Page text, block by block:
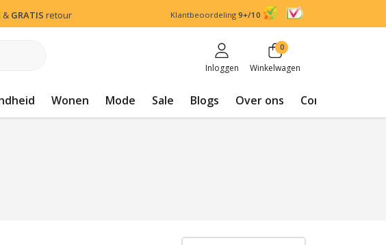
& GRATIS retour Klantbeoordeling 9+/10
Inloggen
0
Winkelwagen
Wonen Mode Sale Blogs Over ons Contact